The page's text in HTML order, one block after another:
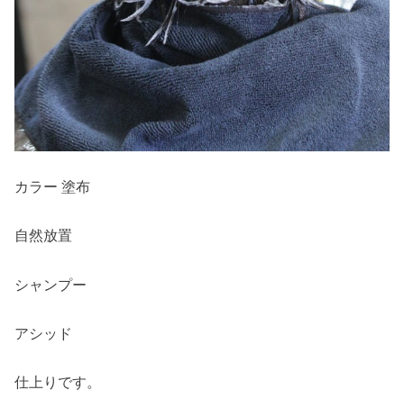
カラー 塗布
自然放置
シャンプー
アシッド
仕上りです。